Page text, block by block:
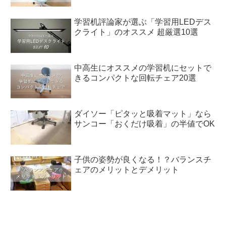
学習机評論家が選ぶ「学習用LEDデス
クライト」のオススメ 超厳選10選
中高生にオススメの学習机にセットで
きるコンパクトな回転チェア20選
ダイソー「ピタッと吸着マット」なら
サンコー「おくだけ吸着」の半値でOK
子供の姿勢が良くなる！？バランスチ
ェアのメリットとデメリット